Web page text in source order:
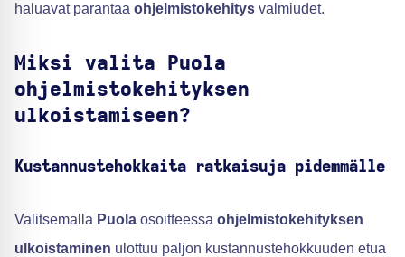
haluavat parantaa ohjelmistokehitys valmiudet.
Miksi valita Puola
ohjelmistokehityksen
ulkoistamiseen?
Kustannustehokkaita ratkaisuja pidemmälle
Valitsemalla Puola osoitteessa ohjelmistokehityksen
ulkoistaminen ulottuu paljon kustannustehokkuuden etua